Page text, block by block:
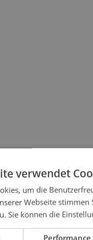
verwendet
um die
Webseite
Sie können die
Performance